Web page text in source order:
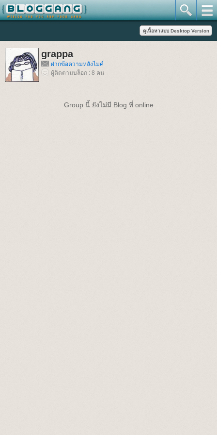
grappa
ฝากข้อความหลังไมค์
ผู้ติดตามบล็อก : 8 คน
Group นี้ ยังไม่มี Blog ที่ online